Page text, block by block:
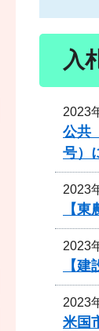
入
2023
公共
号）
2023
【
2023
【
2023
米国